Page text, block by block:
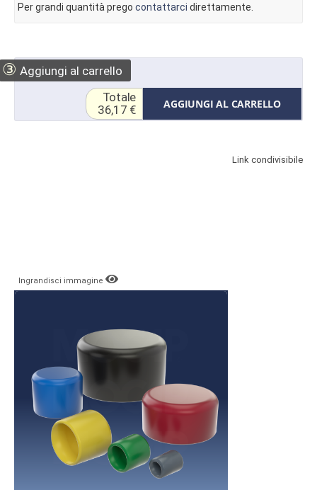
Per grandi quantità prego contattarci direttamente.
③ Aggiungi al carrello
AGGIUNGI AL CARRELLO
Totale
36,17 €
Link condivisibile
Ingrandisci immagine